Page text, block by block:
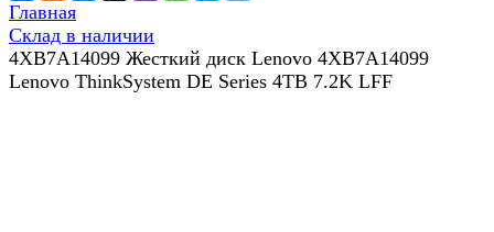
Главная
Склад в наличии
4XB7A14099 Жесткий диск Lenovo 4XB7A14099
Lenovo ThinkSystem DE Series 4TB 7.2K LFF